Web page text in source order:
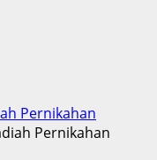
Pernikahan